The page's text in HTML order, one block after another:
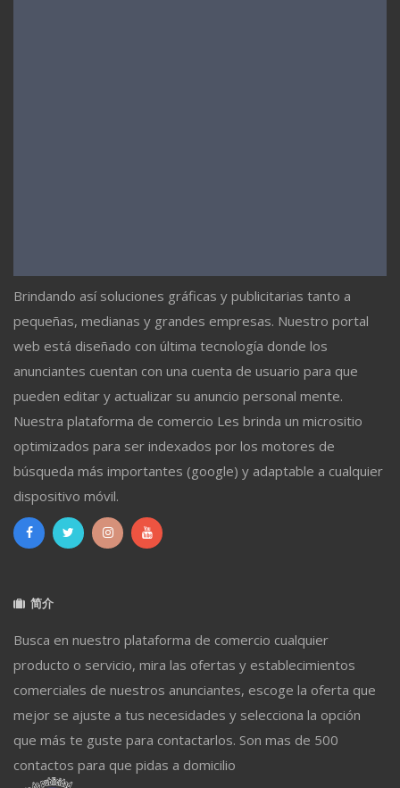
Brindando así soluciones gráficas y publicitarias tanto a
pequeñas, medianas y grandes empresas. Nuestro portal
web está diseñado con última tecnología donde los
anunciantes cuentan con una cuenta de usuario para que
pueden editar y actualizar su anuncio personal mente.
Nuestra plataforma de comercio Les brinda un micrositio
optimizados para ser indexados por los motores de
búsqueda más importantes (google) y adaptable a cualquier
dispositivo móvil.
简介
Busca en nuestro plataforma de comercio cualquier
producto o servicio, mira las ofertas y establecimientos
comerciales de nuestros anunciantes, escoge la oferta que
mejor se ajuste a tus necesidades y selecciona la opción
que más te guste para contactarlos. Son mas de 500
contactos para que pidas a domicilio